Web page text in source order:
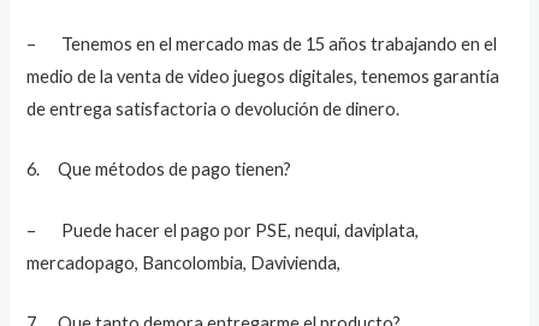
– Tenemos en el mercado mas de 15 años trabajando en el
medio de la venta de video juegos digitales, tenemos garantía
de entrega satisfactoria o devolución de dinero.
6. Que métodos de pago tienen?
– Puede hacer el pago por PSE, nequi, daviplata,
mercadopago, Bancolombia, Davivienda,